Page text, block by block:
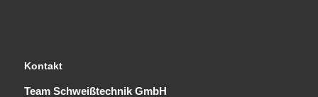
Kontakt
Team Schweißtechnik GmbH